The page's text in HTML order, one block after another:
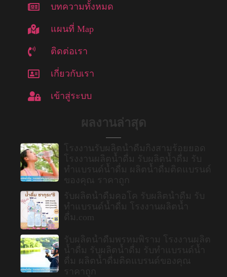
บทความทั้งหมด
แผนที่ Map
ติดต่อเรา
เกี่ยวกับเรา
เข้าสู่ระบบ
ผลงานล่าสุด
โรงงานรับผลิตน้ำดื่มกิ่งสามร้อยยอด
โรงงานผลิตน้ำดื่ม รับผลิตน้ำดื่ม รับ
ทำแบรนด์น้ำดื่ม ผลิตน้ำดื่มติดแบรนด์
ของคุณ ราคาถูก
รับผลิตน้ำดื่มคอโค รับผลิตน้ำดื่ม รับ
ทำแบรนด์น้ำดื่ม โรงงานผลิตน้ำ
ดื่ม.com
รับผลิตน้ำดื่มพรหมพิราม โรงงานผลิต
น้ำดื่ม รับผลิตน้ำดื่ม รับทำแบรนด์น้ำ
ดื่ม ผลิตน้ำดื่มติดแบรนด์ของคุณ
ราคาถูก